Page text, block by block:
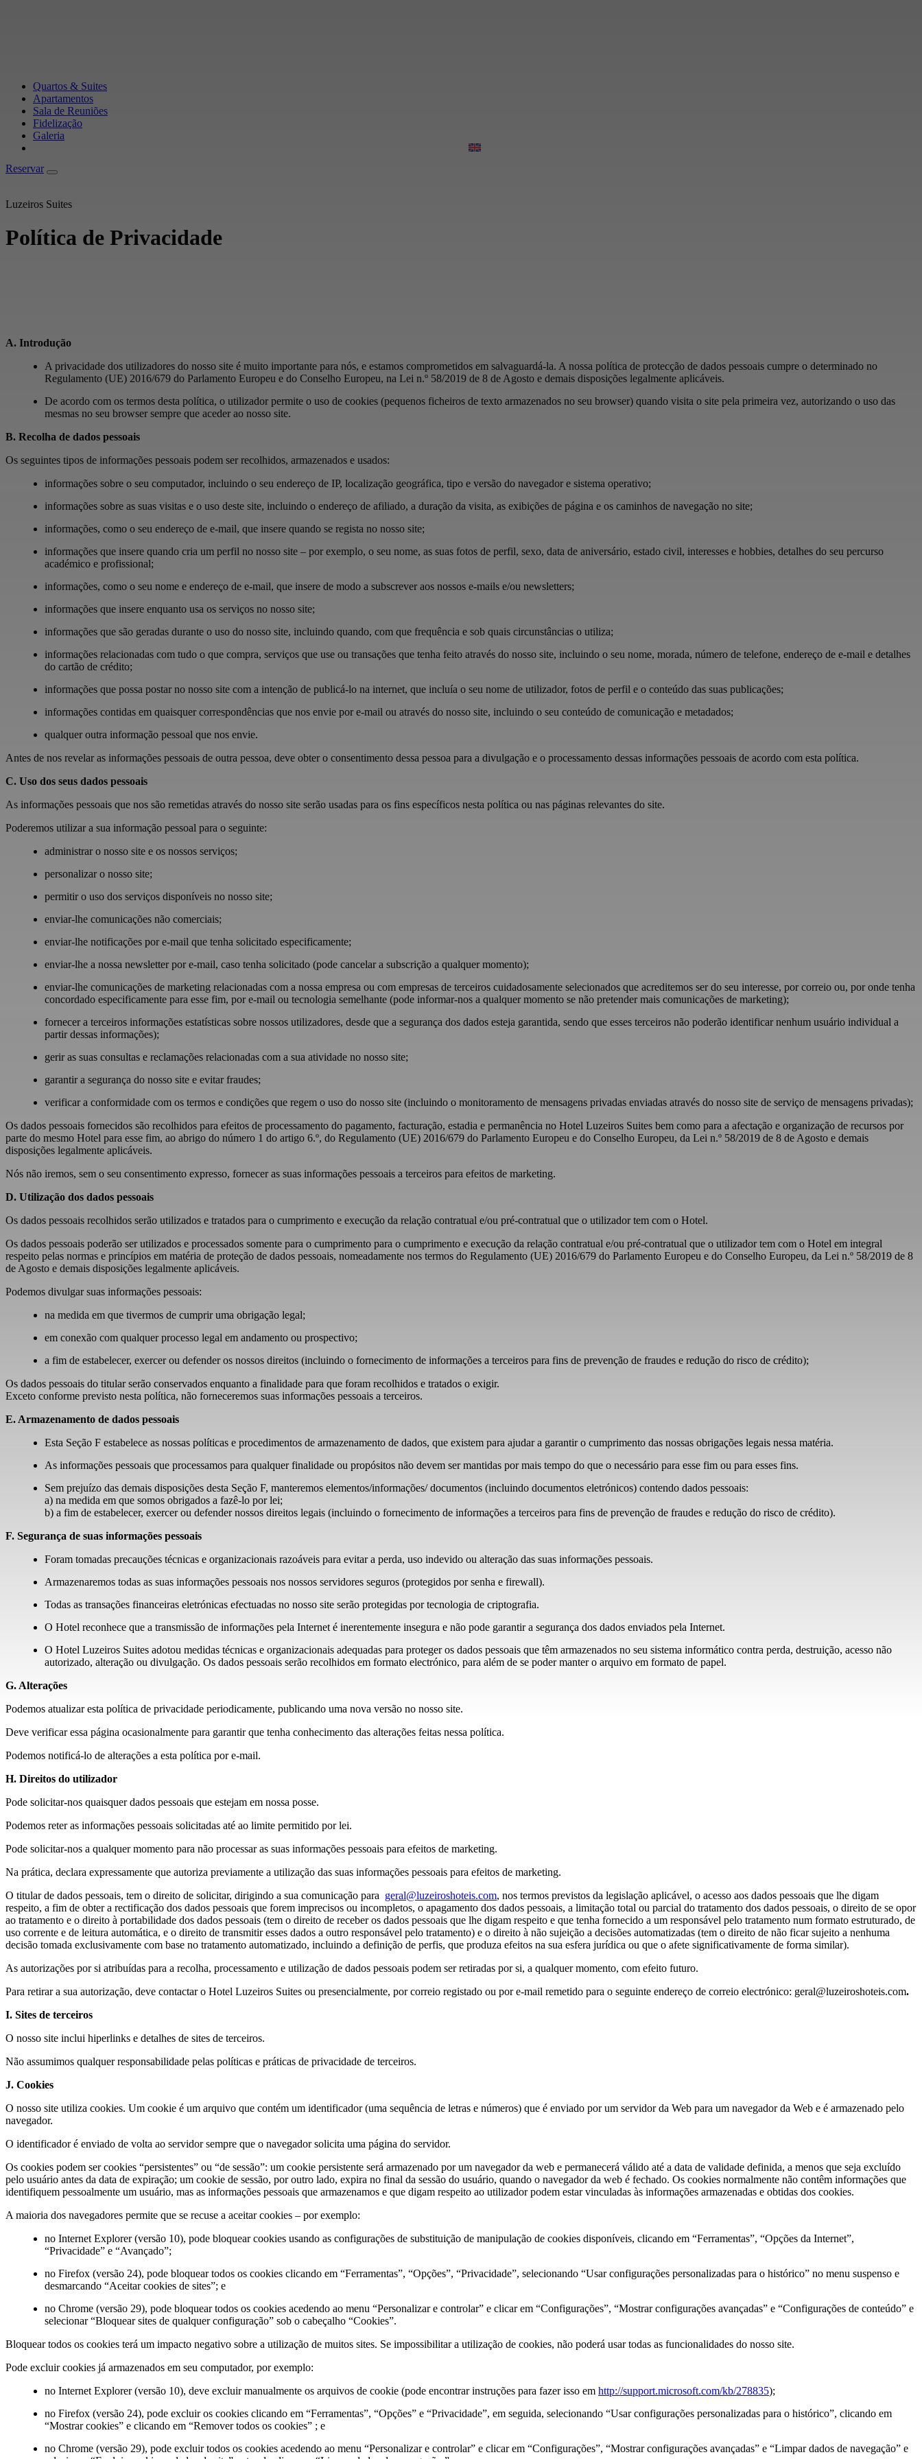
Quartos & Suites
Apartamentos
Sala de Reuniões
Fidelização
Galeria
Reservar
Luzeiros Suites
Política de Privacidade
A. Introdução
A privacidade dos utilizadores do nosso site é muito importante para nós, e estamos comprometidos em salvaguardá-la. A nossa política de protecção de dados pessoais cumpre o determinado no
Regulamento (UE) 2016/679 do Parlamento Europeu e do Conselho Europeu, na Lei n.º 58/2019 de 8 de Agosto e demais disposições legalmente aplicáveis.
De acordo com os termos desta política, o utilizador permite o uso de cookies (pequenos ficheiros de texto armazenados no seu browser) quando visita o site pela primeira vez, autorizando o uso das
mesmas no seu browser sempre que aceder ao nosso site.
B. Recolha de dados pessoais
Os seguintes tipos de informações pessoais podem ser recolhidos, armazenados e usados:
informações sobre o seu computador, incluindo o seu endereço de IP, localização geográfica, tipo e versão do navegador e sistema operativo;
informações sobre as suas visitas e o uso deste site, incluindo o endereço de afiliado, a duração da visita, as exibições de página e os caminhos de navegação no site;
informações, como o seu endereço de e-mail, que insere quando se regista no nosso site;
informações que insere quando cria um perfil no nosso site – por exemplo, o seu nome, as suas fotos de perfil, sexo, data de aniversário, estado civil, interesses e hobbies, detalhes do seu percurso
académico e profissional;
informações, como o seu nome e endereço de e-mail, que insere de modo a subscrever aos nossos e-mails e/ou newsletters;
informações que insere enquanto usa os serviços no nosso site;
informações que são geradas durante o uso do nosso site, incluindo quando, com que frequência e sob quais circunstâncias o utiliza;
informações relacionadas com tudo o que compra, serviços que use ou transações que tenha feito através do nosso site, incluindo o seu nome, morada, número de telefone, endereço de e-mail e detalhes
do cartão de crédito;
informações que possa postar no nosso site com a intenção de publicá-lo na internet, que incluía o seu nome de utilizador, fotos de perfil e o conteúdo das suas publicações;
informações contidas em quaisquer correspondências que nos envie por e-mail ou através do nosso site, incluindo o seu conteúdo de comunicação e metadados;
qualquer outra informação pessoal que nos envie.
Antes de nos revelar as informações pessoais de outra pessoa, deve obter o consentimento dessa pessoa para a divulgação e o processamento dessas informações pessoais de acordo com esta política.
C. Uso dos seus dados pessoais
As informações pessoais que nos são remetidas através do nosso site serão usadas para os fins específicos nesta política ou nas páginas relevantes do site.
Poderemos utilizar a sua informação pessoal para o seguinte:
administrar o nosso site e os nossos serviços;
personalizar o nosso site;
permitir o uso dos serviços disponíveis no nosso site;
enviar-lhe comunicações não comerciais;
enviar-lhe notificações por e-mail que tenha solicitado especificamente;
enviar-lhe a nossa newsletter por e-mail, caso tenha solicitado (pode cancelar a subscrição a qualquer momento);
enviar-lhe comunicações de marketing relacionadas com a nossa empresa ou com empresas de terceiros cuidadosamente selecionados que acreditemos ser do seu interesse, por correio ou, por onde tenha
concordado especificamente para esse fim, por e-mail ou tecnologia semelhante (pode informar-nos a qualquer momento se não pretender mais comunicações de marketing);
fornecer a terceiros informações estatísticas sobre nossos utilizadores, desde que a segurança dos dados esteja garantida, sendo que esses terceiros não poderão identificar nenhum usuário individual a
partir dessas informações);
gerir as suas consultas e reclamações relacionadas com a sua atividade no nosso site;
garantir a segurança do nosso site e evitar fraudes;
verificar a conformidade com os termos e condições que regem o uso do nosso site (incluindo o monitoramento de mensagens privadas enviadas através do nosso site de serviço de mensagens privadas);
Os dados pessoais fornecidos são recolhidos para efeitos de processamento do pagamento, facturação, estadia e permanência no Hotel Luzeiros Suites bem como para a afectação e organização de recursos por
parte do mesmo Hotel para esse fim, ao abrigo do número 1 do artigo 6.º, do Regulamento (UE) 2016/679 do Parlamento Europeu e do Conselho Europeu, da Lei n.º 58/2019 de 8 de Agosto e demais
disposições legalmente aplicáveis.
Nós não iremos, sem o seu consentimento expresso, fornecer as suas informações pessoais a terceiros para efeitos de marketing.
D. Utilização dos dados pessoais
Os dados pessoais recolhidos serão utilizados e tratados para o cumprimento e execução da relação contratual e/ou pré-contratual que o utilizador tem com o Hotel.
Os dados pessoais poderão ser utilizados e processados somente para o cumprimento para o cumprimento e execução da relação contratual e/ou pré-contratual que o utilizador tem com o Hotel em integral
respeito pelas normas e princípios em matéria de proteção de dados pessoais, nomeadamente nos termos do Regulamento (UE) 2016/679 do Parlamento Europeu e do Conselho Europeu, da Lei n.º 58/2019 de 8
de Agosto e demais disposições legalmente aplicáveis.
Podemos divulgar suas informações pessoais:
na medida em que tivermos de cumprir uma obrigação legal;
em conexão com qualquer processo legal em andamento ou prospectivo;
a fim de estabelecer, exercer ou defender os nossos direitos (incluindo o fornecimento de informações a terceiros para fins de prevenção de fraudes e redução do risco de crédito);
Os dados pessoais do titular serão conservados enquanto a finalidade para que foram recolhidos e tratados o exigir.
Exceto conforme previsto nesta política, não forneceremos suas informações pessoais a terceiros.
E. Armazenamento de dados pessoais
Esta Seção F estabelece as nossas políticas e procedimentos de armazenamento de dados, que existem para ajudar a garantir o cumprimento das nossas obrigações legais nessa matéria.
As informações pessoais que processamos para qualquer finalidade ou propósitos não devem ser mantidas por mais tempo do que o necessário para esse fim ou para esses fins.
Sem prejuízo das demais disposições desta Seção F, manteremos elementos/informações/ documentos (incluindo documentos eletrónicos) contendo dados pessoais:
a) na medida em que somos obrigados a fazê-lo por lei;
b) a fim de estabelecer, exercer ou defender nossos direitos legais (incluindo o fornecimento de informações a terceiros para fins de prevenção de fraudes e redução do risco de crédito).
F. Segurança de suas informações pessoais
Foram tomadas precauções técnicas e organizacionais razoáveis ​​para evitar a perda, uso indevido ou alteração das suas informações pessoais.
Armazenaremos todas as suas informações pessoais nos nossos servidores seguros (protegidos por senha e firewall).
Todas as transações financeiras eletrónicas efectuadas no nosso site serão protegidas por tecnologia de criptografia.
O Hotel reconhece que a transmissão de informações pela Internet é inerentemente insegura e não pode garantir a segurança dos dados enviados pela Internet.
O Hotel Luzeiros Suites adotou medidas técnicas e organizacionais adequadas para proteger os dados pessoais que têm armazenados no seu sistema informático contra perda, destruição, acesso não
autorizado, alteração ou divulgação. Os dados pessoais serão recolhidos em formato electrónico, para além de se poder manter o arquivo em formato de papel.
G. Alterações
Podemos atualizar esta política de privacidade periodicamente, publicando uma nova versão no nosso site.
Deve verificar essa página ocasionalmente para garantir que tenha conhecimento das alterações feitas nessa política.
Podemos notificá-lo de alterações a esta política por e-mail.
H. Direitos do utilizador
Pode solicitar-nos quaisquer dados pessoais que estejam em nossa posse.
Podemos reter as informações pessoais solicitadas até ao limite permitido por lei.
Pode solicitar-nos a qualquer momento para não processar as suas informações pessoais para efeitos de marketing.
Na prática, declara expressamente que autoriza previamente a utilização das suas informações pessoais para efeitos de marketing.
O titular de dados pessoais, tem o direito de solicitar, dirigindo a sua comunicação para geral@luzeiroshoteis.com, nos termos previstos da legislação aplicável, o acesso aos dados pessoais que lhe digam
respeito, a fim de obter a rectificação dos dados pessoais que forem imprecisos ou incompletos, o apagamento dos dados pessoais, a limitação total ou parcial do tratamento dos dados pessoais, o direito de se opor
ao tratamento e o direito à portabilidade dos dados pessoais (tem o direito de receber os dados pessoais que lhe digam respeito e que tenha fornecido a um responsável pelo tratamento num formato estruturado, de
uso corrente e de leitura automática, e o direito de transmitir esses dados a outro responsável pelo tratamento) e o direito à não sujeição a decisões automatizadas (tem o direito de não ficar sujeito a nenhuma
decisão tomada exclusivamente com base no tratamento automatizado, incluindo a definição de perfis, que produza efeitos na sua esfera jurídica ou que o afete significativamente de forma similar).
As autorizações por si atribuídas para a recolha, processamento e utilização de dados pessoais podem ser retiradas por si, a qualquer momento, com efeito futuro.
Para retirar a sua autorização, deve contactar o Hotel Luzeiros Suites ou presencialmente, por correio registado ou por e-mail remetido para o seguinte endereço de correio electrónico: geral@luzeiroshoteis.com.
I. Sites de terceiros
O nosso site inclui hiperlinks e detalhes de sites de terceiros.
Não assumimos qualquer responsabilidade ​​pelas políticas e práticas de privacidade de terceiros.
J. Cookies
O nosso site utiliza cookies. Um cookie é um arquivo que contém um identificador (uma sequência de letras e números) que é enviado por um servidor da Web para um navegador da Web e é armazenado pelo
navegador.
O identificador é enviado de volta ao servidor sempre que o navegador solicita uma página do servidor.
Os cookies podem ser cookies “persistentes” ou “de sessão”: um cookie persistente será armazenado por um navegador da web e permanecerá válido até a data de validade definida, a menos que seja excluído
pelo usuário antes da data de expiração; um cookie de sessão, por outro lado, expira no final da sessão do usuário, quando o navegador da web é fechado. Os cookies normalmente não contêm informações que
identifiquem pessoalmente um usuário, mas as informações pessoais que armazenamos e que digam respeito ao utilizador podem estar vinculadas às informações armazenadas e obtidas dos cookies.
A maioria dos navegadores permite que se recuse a aceitar cookies – por exemplo:
no Internet Explorer (versão 10), pode bloquear cookies usando as configurações de substituição de manipulação de cookies disponíveis, clicando em “Ferramentas”, “Opções da Internet”,
“Privacidade” e “Avançado”;
no Firefox (versão 24), pode bloquear todos os cookies clicando em “Ferramentas”, “Opções”, “Privacidade”, selecionando “Usar configurações personalizadas para o histórico” no menu suspenso e
desmarcando “Aceitar cookies de sites”; e
no Chrome (versão 29), pode bloquear todos os cookies acedendo ao menu “Personalizar e controlar” e clicar em “Configurações”, “Mostrar configurações avançadas” e “Configurações de conteúdo” e
selecionar “Bloquear sites de qualquer configuração” sob o cabeçalho “Cookies”.
Bloquear todos os cookies terá um impacto negativo sobre a utilização de muitos sites. Se impossibilitar a utilização de cookies, não poderá usar todas as funcionalidades do nosso site.
Pode excluir cookies já armazenados em seu computador, por exemplo:
no Internet Explorer (versão 10), deve excluir manualmente os arquivos de cookie (pode encontrar instruções para fazer isso em http://support.microsoft.com/kb/278835);
no Firefox (versão 24), pode excluir os cookies clicando em “Ferramentas”, “Opções” e “Privacidade”, em seguida, selecionando “Usar configurações personalizadas para o histórico”, clicando em
“Mostrar cookies” e clicando em “Remover todos os cookies” ; e
no Chrome (versão 29), pode excluir todos os cookies acedendo ao menu “Personalizar e controlar” e clicar em “Configurações”, “Mostrar configurações avançadas” e “Limpar dados de navegação” e